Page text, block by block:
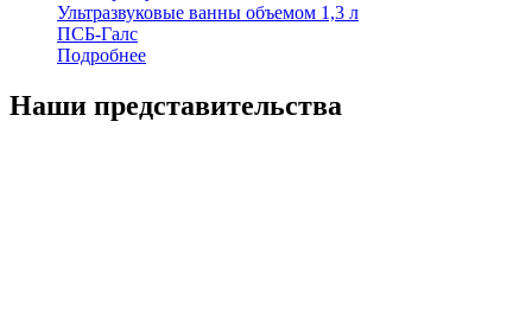
Ультразвуковые ванны объемом 1,3 л
ПСБ-Галс
Подробнее
Наши представительства